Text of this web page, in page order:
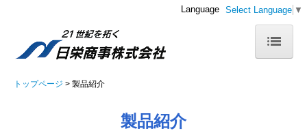
Language Select Language ▼
トップページ 製品紹介
製品紹介